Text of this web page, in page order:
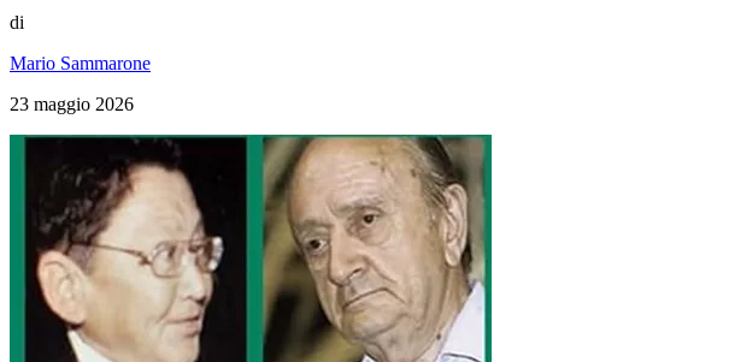
di
Mario Sammarone
23 maggio 2026